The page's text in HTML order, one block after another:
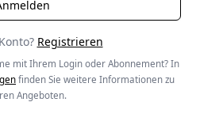
Registrieren
mit Ihrem Login oder Abonnement? In
finden Sie weitere Informationen zu
Angeboten.